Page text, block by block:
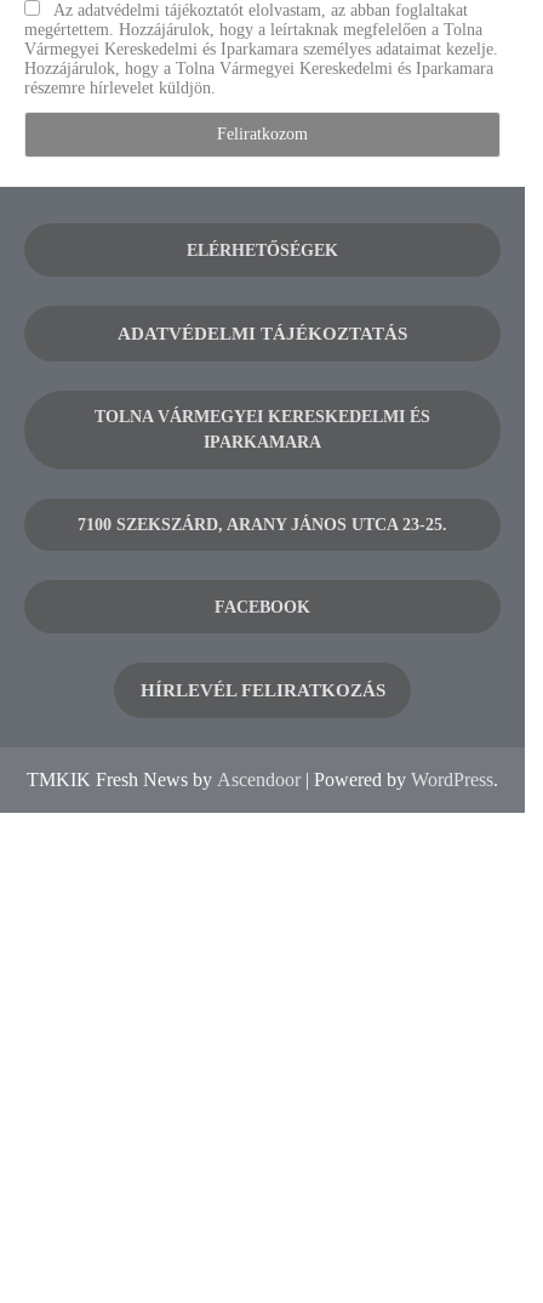
Az adatvédelmi tájékoztatót elolvastam, az abban foglaltakat
megértettem. Hozzájárulok, hogy a leírtaknak megfelelően a Tolna
Vármegyei Kereskedelmi és Iparkamara személyes adataimat kezelje.
Hozzájárulok, hogy a Tolna Vármegyei Kereskedelmi és Iparkamara
részemre hírlevelet küldjön.
ELÉRHETŐSÉGEK
ADATVÉDELMI TÁJÉKOZTATÁS
TOLNA VÁRMEGYEI KERESKEDELMI ÉS
IPARKAMARA
7100 SZEKSZÁRD, ARANY JÁNOS UTCA 23-25.
FACEBOOK
HÍRLEVÉL FELIRATKOZÁS
TMKIK Fresh News by Ascendoor | Powered by WordPress.